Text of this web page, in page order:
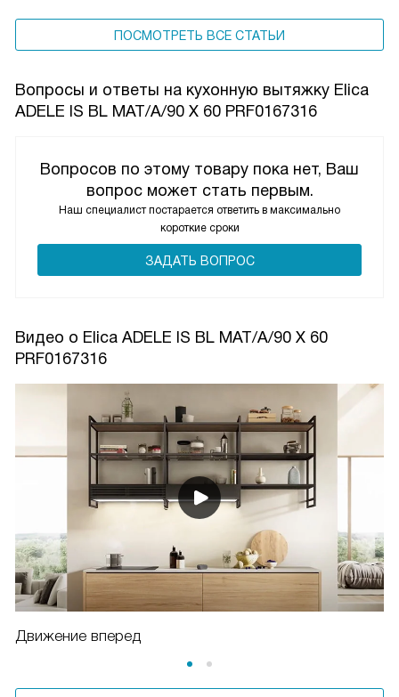
ПОСМОТРЕТЬ ВСЕ СТАТЬИ
Вопросы и ответы на кухонную вытяжку Elica
ADELE IS BL MAT/A/90 X 60 PRF0167316
Вопросов по этому товару пока нет, Ваш
вопрос может стать первым.
Наш специалист постарается ответить в максимально
короткие сроки
ЗАДАТЬ ВОПРОС
Видео о Elica ADELE IS BL MAT/A/90 X 60
PRF0167316
Движение вперед